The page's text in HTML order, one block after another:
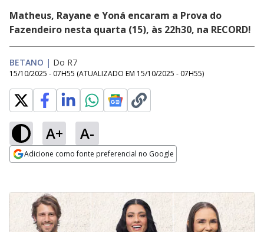
Matheus, Rayane e Yoná encaram a Prova do
Fazendeiro nesta quarta (15), às 22h30, na RECORD!
BETANO | Do R7
15/10/2025 - 07H55 (ATUALIZADO EM 15/10/2025 - 07H55)
A+ A-
Adicione como fonte preferencial no Google